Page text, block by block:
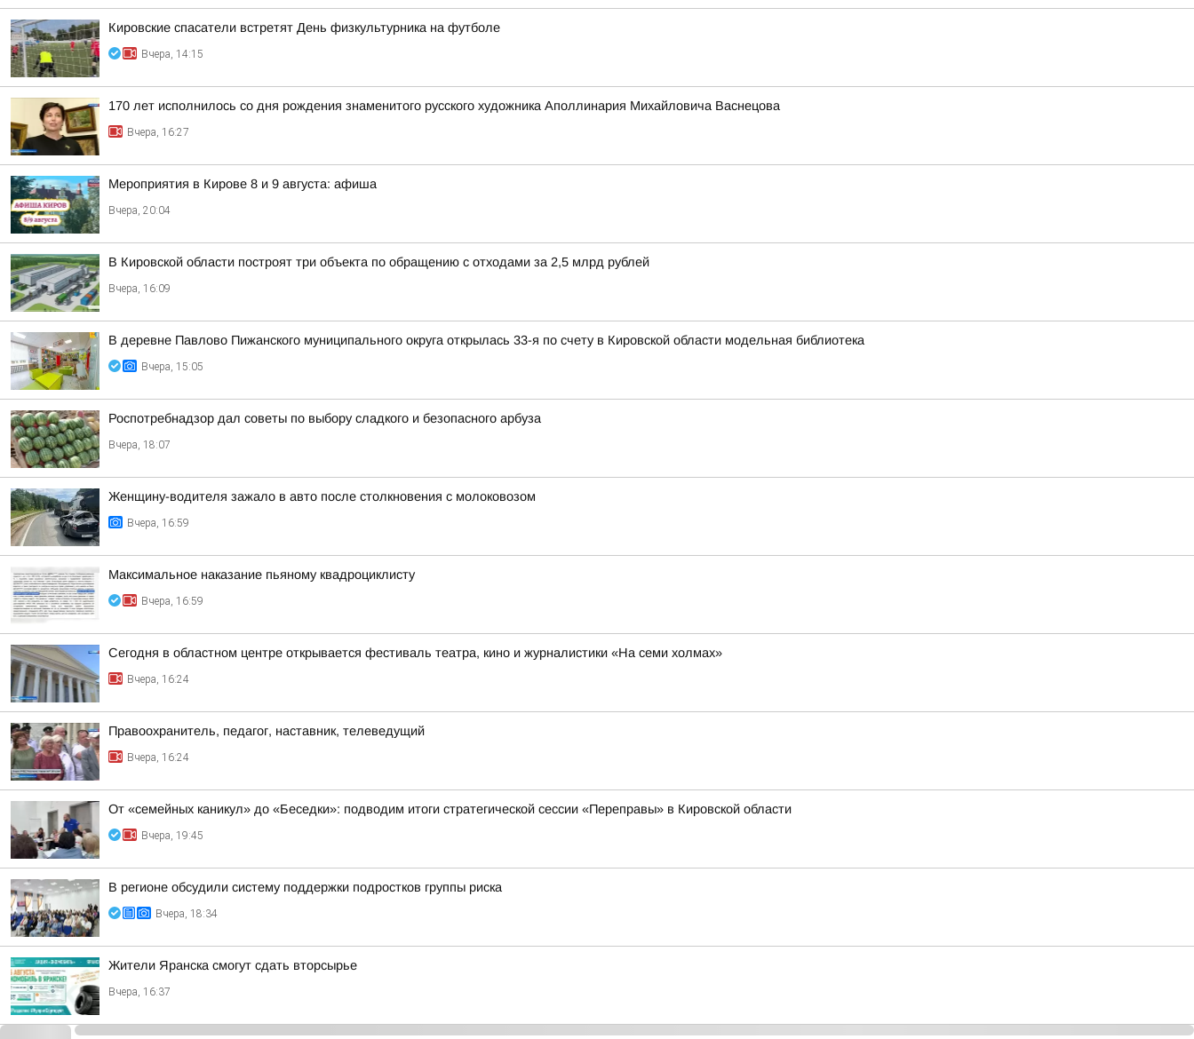
Кировские спасатели встретят День физкультурника на футболе
Вчера, 14:15
170 лет исполнилось со дня рождения знаменитого русского художника Аполлинария Михайловича Васнецова
Вчера, 16:27
Мероприятия в Кирове 8 и 9 августа: афиша
Вчера, 20:04
В Кировской области построят три объекта по обращению с отходами за 2,5 млрд рублей
Вчера, 16:09
В деревне Павлово Пижанского муниципального округа открылась 33-я по счету в Кировской области модельная библиотека
Вчера, 15:05
Роспотребнадзор дал советы по выбору сладкого и безопасного арбуза
Вчера, 18:07
Женщину-водителя зажало в авто после столкновения с молоковозом
Вчера, 16:59
Максимальное наказание пьяному квадроциклисту
Вчера, 16:59
Сегодня в областном центре открывается фестиваль театра, кино и журналистики «На семи холмах»
Вчера, 16:24
Правоохранитель, педагог, наставник, телеведущий
Вчера, 16:24
От «семейных каникул» до «Беседки»: подводим итоги стратегической сессии «Переправы» в Кировской области
Вчера, 19:45
В регионе обсудили систему поддержки подростков группы риска
Вчера, 18:34
Жители Яранска смогут сдать вторсырье
Вчера, 16:37